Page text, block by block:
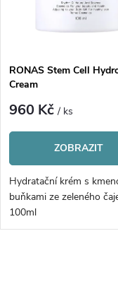
RONAS Stem Cell
Cream
960 Kč/ ks
ZOBRAZIT
Hydratační krém s
buňkami ze zeleného
100ml